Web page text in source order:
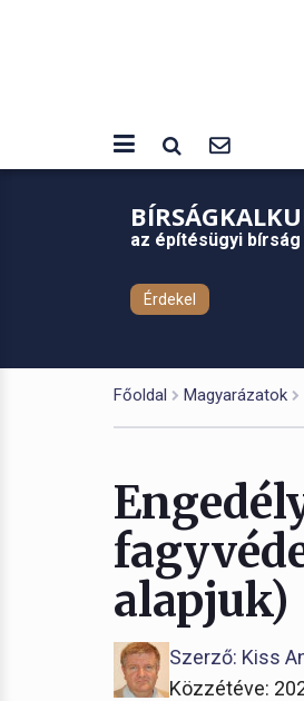
az építésügyi
Érdekel
Főoldal Magyarázatok
alapjuk)
Szerző: Kiss
Közzétéve: